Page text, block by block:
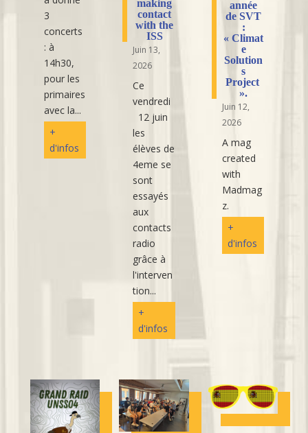
3
concerts
: à
14h30,
pour les
primaires
avec la...
+
d'infos
making
contact
with the
ISS
Juin 13,
2026
Ce
vendredi
12 juin
les
élèves de
4eme se
sont
essayés
aux
contacts
radio
grâce à
l'interven
tion...
+
d'infos
année
de SVT
:
« Climat
e
Solution
s
Project
».
Juin 12,
2026
A mag
created
with
Madmag
z.
+
d'infos